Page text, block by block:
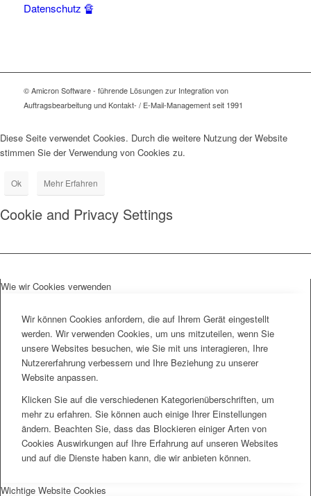
Datenschutz 🔏
© Amicron Software - führende Lösungen zur Integration von
Auftragsbearbeitung und Kontakt- / E-Mail-Management seit 1991
Diese Seite verwendet Cookies. Durch die weitere Nutzung der Website
stimmen Sie der Verwendung von Cookies zu.
Ok Mehr Erfahren
Cookie and Privacy Settings
Wie wir Cookies verwenden
Wir können Cookies anfordern, die auf Ihrem Gerät eingestellt
werden. Wir verwenden Cookies, um uns mitzuteilen, wenn Sie
unsere Websites besuchen, wie Sie mit uns interagieren, Ihre
Nutzererfahrung verbessern und Ihre Beziehung zu unserer
Website anpassen.
Klicken Sie auf die verschiedenen Kategorienüberschriften, um
mehr zu erfahren. Sie können auch einige Ihrer Einstellungen
ändern. Beachten Sie, dass das Blockieren einiger Arten von
Cookies Auswirkungen auf Ihre Erfahrung auf unseren Websites
und auf die Dienste haben kann, die wir anbieten können.
Wichtige Website Cookies